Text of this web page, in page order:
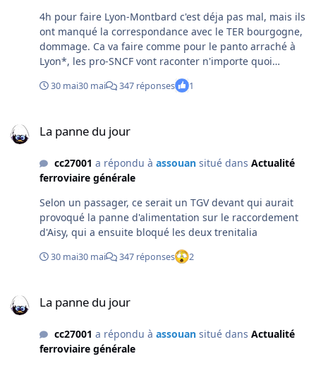
4h pour faire Lyon-Montbard c'est déja pas mal, mais ils
ont manqué la correspondance avec le TER bourgogne,
dommage. Ca va faire comme pour le panto arraché à
Lyon*, les pro-SNCF vont raconter n'importe quoi
pendant quelques jours, puis la vérité sera très
discrète. *un affaissement de caténaire à Lyon-Perrache
30 mai30 mai 347 réponses 1
La panne du jour
cc27001 a répondu à assouansitué dans Actualité
ferroviaire générale
Selon un passager, ce serait un TGV devant qui aurait
provoqué la panne d'alimentation sur le raccordement
d'Aisy, qui a ensuite bloqué les deux trenitalia
30 mai30 mai 347 réponses 2
La panne du jour
cc27001 a répondu à assouansitué dans Actualité
ferroviaire générale